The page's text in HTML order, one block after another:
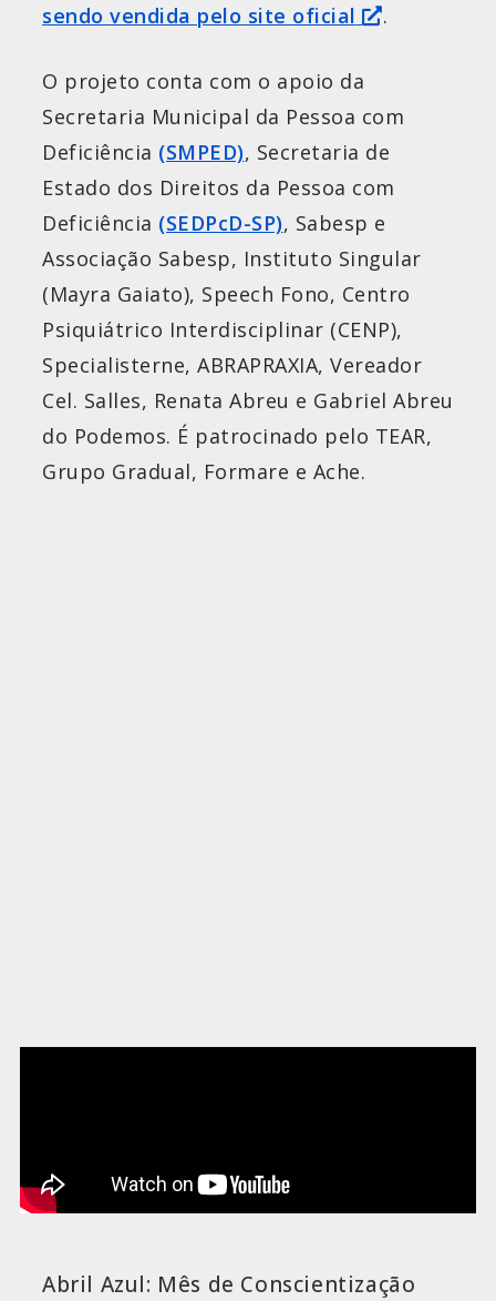
sendo vendida pelo site oficial
.
O projeto conta com o apoio da
Secretaria Municipal da Pessoa com
Deficiência (SMPED), Secretaria de
Estado dos Direitos da Pessoa com
Deficiência (SEDPcD-SP), Sabesp e
Associação Sabesp, Instituto Singular
(Mayra Gaiato), Speech Fono, Centro
Psiquiátrico Interdisciplinar (CENP),
Specialisterne, ABRAPRAXIA, Vereador
Cel. Salles, Renata Abreu e Gabriel Abreu
do Podemos. É patrocinado pelo TEAR,
Grupo Gradual, Formare e Ache.
Abril Azul: Mês de Conscientização